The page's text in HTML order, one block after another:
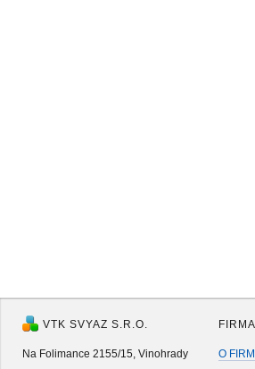
VTK SVYAZ S.R.O.
Na Folimance 2155/15, Vinohrady
FIRMA
O